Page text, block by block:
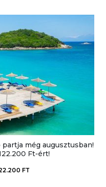
még augusztusban!
Ft-ért!
FT